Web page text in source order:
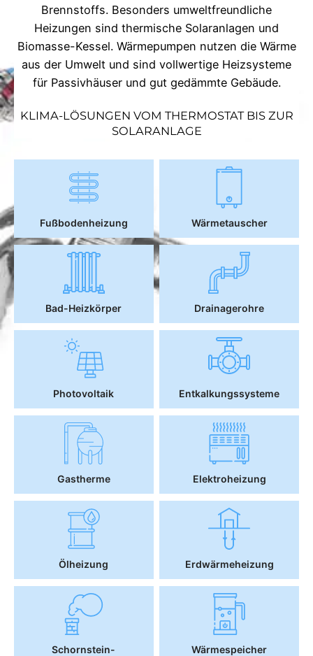
Brennstoffs. Besonders umweltfreundliche
Heizungen sind thermische Solaranlagen und
Biomasse-Kessel. Wärmepumpen nutzen die Wärme
aus der Umwelt und sind vollwertige Heizsysteme
für Passivhäuser und gut gedämmte Gebäude.
KLIMA-LÖSUNGEN VOM THERMOSTAT BIS ZUR
SOLARANLAGE
Fußbodenheizung Wärmetauscher
Bad-Heizkörper Drainagerohre
Photovoltaik Entkalkungssysteme
Gastherme Elektroheizung
Ölheizung Erdwärmeheizung
Schornstein-
Wärmespeicher